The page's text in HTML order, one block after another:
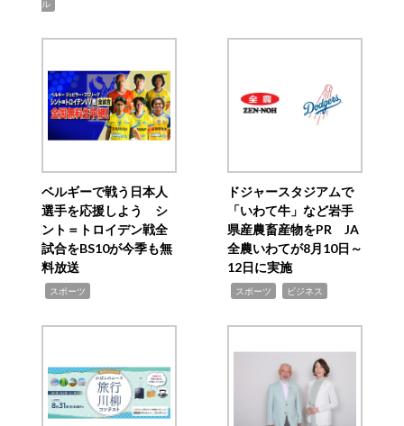
ル
ベルギーで戦う日本人
選手を応援しよう シ
ント＝トロイデン戦全
試合をBS10が今季も無
料放送
スポーツ
ドジャースタジアムで
「いわて牛」など岩手
県産農畜産物をPR JA
全農いわてが8月10日～
12日に実施
スポーツ ビジネス